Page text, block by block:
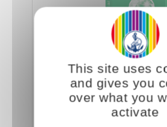
Nella Scienza Iniziatica
essere capaci di decifrare
nascosto delle creature e degli
14.00CHF
This site uses
and gives you
over what you
activate